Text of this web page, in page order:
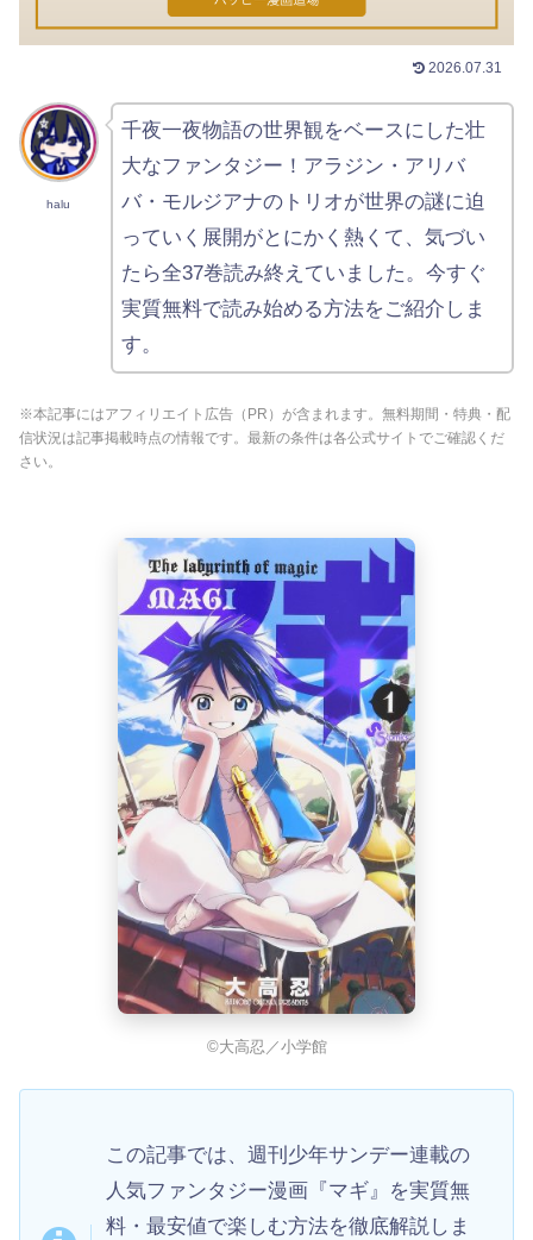
2026.07.31
halu
千夜一夜物語の世界観をベースにした壮
大なファンタジー！アラジン・アリバ
バ・モルジアナのトリオが世界の謎に迫
っていく展開がとにかく熱くて、気づい
たら全37巻読み終えていました。今すぐ
実質無料で読み始める方法をご紹介しま
す。
※本記事にはアフィリエイト広告（PR）が含まれます。無料期間・特典・配
信状況は記事掲載時点の情報です。最新の条件は各公式サイトでご確認くだ
さい。
©大高忍／小学館
この記事では、週刊少年サンデー連載の
人気ファンタジー漫画『マギ』を実質無
料・最安値で楽しむ方法を徹底解説しま